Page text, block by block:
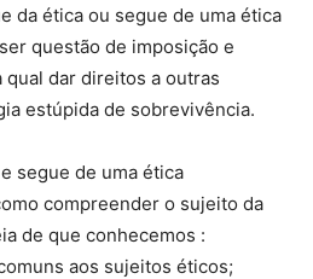
da ética ou segue de uma ética
questão de imposição e
dar direitos a outras
estúpida de sobrevivência.
segue de uma ética
compreender o sujeito da
de que conhecemos :
aos sujeitos éticos;